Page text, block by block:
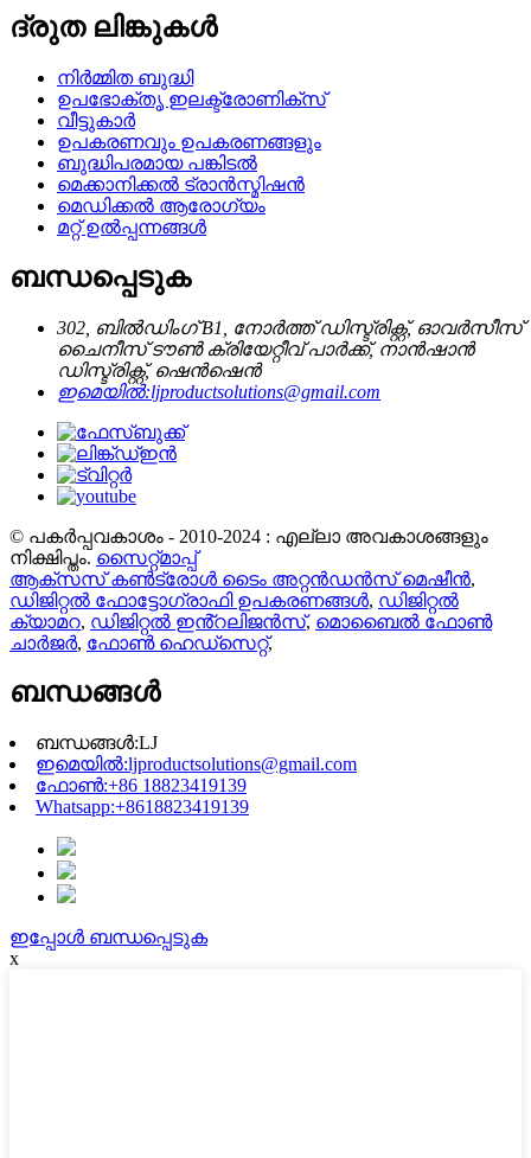
ദ്രുത ലിങ്കുകൾ
നിർമ്മിത ബുദ്ധി
ഉപഭോക്തൃ ഇലക്ട്രോണിക്സ്
വീട്ടുകാർ
ഉപകരണവും ഉപകരണങ്ങളും
ബുദ്ധിപരമായ പങ്കിടൽ
മെക്കാനിക്കൽ ട്രാൻസ്മിഷൻ
മെഡിക്കൽ ആരോഗ്യം
മറ്റ് ഉൽപ്പന്നങ്ങൾ
ബന്ധപ്പെടുക
302, ബിൽഡിംഗ് B1, നോർത്ത് ഡിസ്ട്രിക്റ്റ്, ഓവർസീസ്
ചൈനീസ് ടൗൺ ക്രിയേറ്റീവ് പാർക്ക്, നാൻഷാൻ
ഡിസ്ട്രിക്റ്റ്, ഷെൻഷെൻ
ഇമെയിൽ:ljproductsolutions@gmail.com
© പകർപ്പവകാശം - 2010-2024 : എല്ലാ അവകാശങ്ങളും
നിക്ഷിപ്തം. സൈറ്റ്മാപ്പ്
ആക്സസ് കൺട്രോൾ ടൈം അറ്റൻഡൻസ് മെഷീൻ,
ഡിജിറ്റൽ ഫോട്ടോഗ്രാഫി ഉപകരണങ്ങൾ, ഡിജിറ്റൽ
ക്യാമറ, ഡിജിറ്റൽ ഇൻ്റലിജൻസ്, മൊബൈൽ ഫോൺ
ചാർജർ, ഫോൺ ഹെഡ്സെറ്റ്,
ബന്ധങ്ങൾ
ബന്ധങ്ങൾ:LJ
ഇമെയിൽ:ljproductsolutions@gmail.com
ഫോൺ:+86 18823419139
Whatsapp:+8618823419139
ഇപ്പോൾ ബന്ധപ്പെടുക
x